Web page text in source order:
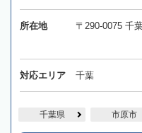
所在地 〒290-0075 千
対応エリア 千葉
千葉県 市原市